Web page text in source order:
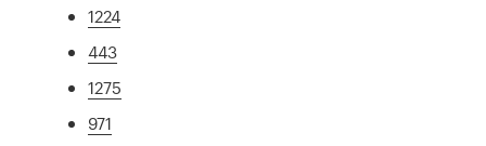
1224
443
1275
971